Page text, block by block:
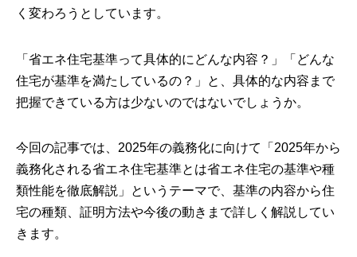
く変わろうとしています。
「省エネ住宅基準って具体的にどんな内容？」「どんな
住宅が基準を満たしているの？」と、具体的な内容まで
把握できている方は少ないのではないでしょうか。
今回の記事では、2025年の義務化に向けて「2025年から
義務化される省エネ住宅基準とは省エネ住宅の基準や種
類性能を徹底解説」というテーマで、基準の内容から住
宅の種類、証明方法や今後の動きまで詳しく解説してい
きます。